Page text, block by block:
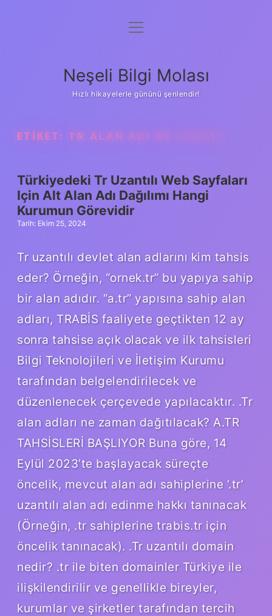
Anasayfa
Yasal Uyarı
menüyü
Neşeli Bilgi Molası
Hızlı hikayelerle gününü şenlendir!
ETIKET: TR ALAN ADI NE ZAMAN
Türkiyedeki Tr Uzantılı Web Sayfaları
Için Alt Alan Adı Dağılımı Hangi
Kurumun Görevidir
Tarih: Ekim 25, 2024
Tr uzantılı devlet alan adlarını kim tahsis
eder? Örneğin, “ornek.tr” bu yapıya sahip
bir alan adıdır. “a.tr” yapısına sahip alan
adları, TRABİS faaliyete geçtikten 12 ay
sonra tahsise açık olacak ve ilk tahsisleri
Bilgi Teknolojileri ve İletişim Kurumu
tarafından belgelendirilecek ve
düzenlenecek çerçevede yapılacaktır. .Tr
alan adları ne zaman dağıtılacak? A.TR
TAHSİSLERİ BAŞLIYOR Buna göre, 14
Eylül 2023’te başlayacak süreçte
öncelik, mevcut alan adı sahiplerine ‘.tr’
uzantılı alan adı edinme hakkı tanınacak
(Örneğin, .tr sahiplerine trabis.tr için
öncelik tanınacak). .Tr uzantılı domain
nedir? .tr ile biten domainler Türkiye ile
ilişkilendirilir ve genellikle bireyler,
kurumlar ve şirketler tarafından tercih